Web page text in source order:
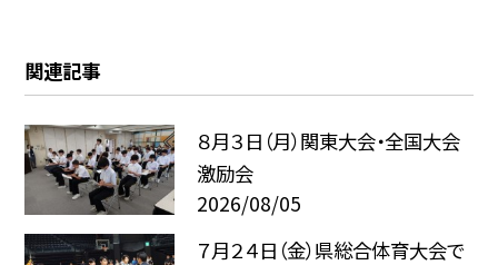
関連記事
８月３日（月）関東大会・全国大会
激励会
2026/08/05
７月２４日（金）県総合体育大会で